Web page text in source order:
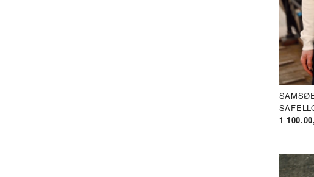
1 100.00